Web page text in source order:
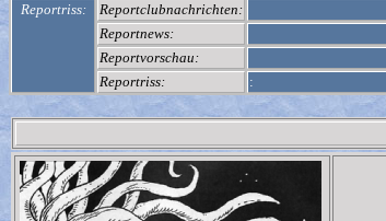
Reportriss:
Reportclubnachrichten:
Reportnews:
Reportvorschau:
Reportriss:
: